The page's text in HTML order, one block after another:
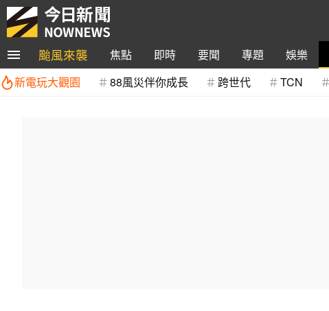
颱風來襲 焦點 即時 要聞 專題 娛樂
新電玩大觀園
88風災伴你成長 跨世代 TCN